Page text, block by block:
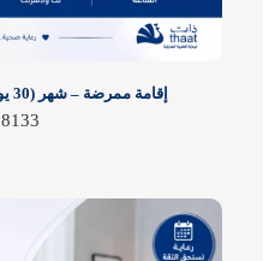
إقامة ممرضة – شهر (30 يوم) – من الجنسية الإفريقية
8133